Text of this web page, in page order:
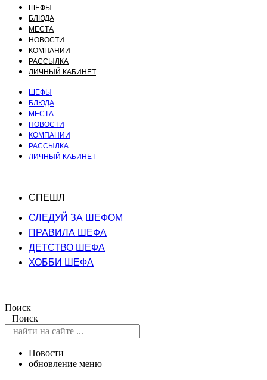
ШЕФЫ
БЛЮДА
МЕСТА
НОВОСТИ
КОМПАНИИ
РАССЫЛКА
ЛИЧНЫЙ КАБИНЕТ
ШЕФЫ
БЛЮДА
МЕСТА
НОВОСТИ
КОМПАНИИ
РАССЫЛКА
ЛИЧНЫЙ КАБИНЕТ
СПЕШЛ
СЛЕДУЙ ЗА ШЕФОМ
ПРАВИЛА ШЕФА
ДЕТСТВО ШЕФА
ХОББИ ШЕФА
Поиск
Поиск
Новости
обновление меню